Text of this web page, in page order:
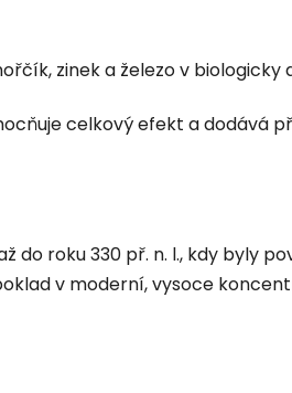
zinek a železo v biologicky
celkový efekt a dodává
roku 330 př. n. l., kdy byly
v moderní, vysoce